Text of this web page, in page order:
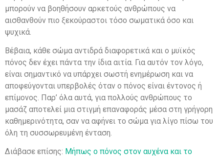
μπορούν να βοηθήσουν αρκετούς ανθρώπους να
αισθανθούν πιο ξεκούραστοι τόσο σωματικά όσο και
ψυχικά.
Βέβαια, κάθε σώμα αντιδρά διαφορετικά και ο μυϊκός
πόνος δεν έχει πάντα την ίδια αιτία. Για αυτόν τον λόγο,
είναι σημαντικό να υπάρχει σωστή ενημέρωση και να
αποφεύγονται υπερβολές όταν ο πόνος είναι έντονος ή
επίμονος. Παρ’ όλα αυτά, για πολλούς ανθρώπους το
μασάζ αποτελεί μια στιγμή επαναφοράς μέσα στη γρήγορη
καθημερινότητα, σαν να αφήνει το σώμα για λίγο πίσω του
όλη τη συσσωρευμένη ένταση.
Διάβασε επίσης: Μήπως ο πόνος στον αυχένα και το